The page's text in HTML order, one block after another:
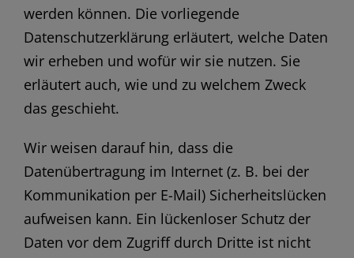
werden können. Die vorliegende
Datenschutzerklärung erläutert, welche Daten
wir erheben und wofür wir sie nutzen. Sie
erläutert auch, wie und zu welchem Zweck
das geschieht.
Wir weisen darauf hin, dass die
Datenübertragung im Internet (z. B. bei der
Kommunikation per E-Mail) Sicherheitslücken
aufweisen kann. Ein lückenloser Schutz der
Daten vor dem Zugriff durch Dritte ist nicht